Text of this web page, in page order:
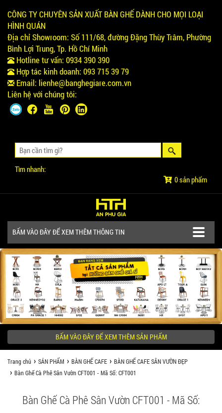
CÔNG TY CHUYÊN SẢN XUẤT BÀN GHẾ DÀNH CHO MỌI LOẠI
HÌNH QUÁN
Địa chỉ Showroom: Số 111/68, đường Đặng Thùy Trâm, Phường
Bình Lợi Trung, Tp. Hồ Chí Minh
Hotline tư vấn: 0934 390 390
Hợp tác kinh doanh: 093 715 39 79
Email: lienhe@banghegiare.com.vn
Liên hệ với chúng tôi:
Tìm nhanh:
0 sản phẩm
BẤM VÀO ĐÂY ĐỂ XEM THÊM THÔNG TIN
SẢN PHẨM
CÔNG TRÌNH
KHÁCH HÀNG NÊN BIẾT
BẤM VÀO ĐÂY ĐỂ XEM THÊM SẢN PHẨM
Trang chủ SẢN PHẨM BÀN GHẾ CAFE
BÀN GHẾ CAFE SÂN VƯỜN ĐẸP
Bàn Ghế Cà Phê Sân Vườn CFT001 - Mã Số: CFT001
Bàn Ghế Cà Phê Sân Vườn CFT001 - Mã Số: